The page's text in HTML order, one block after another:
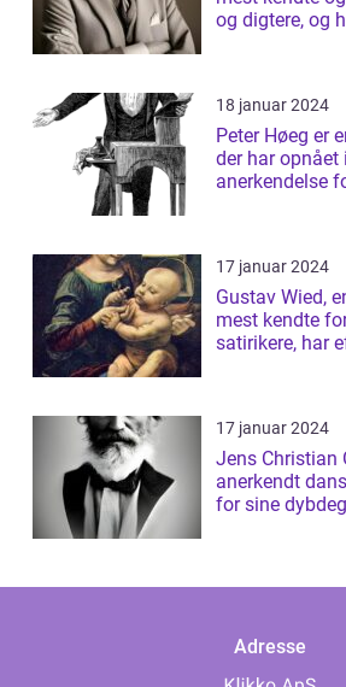
og digtere, og
18 januar 2024
Peter Høeg er
der har
anerkendelse
17 januar 2024
Gustav Wied,
mest kendte
satirikere, har
17 januar 2024
Jens Christian
anerkendt
for sine
Adresse